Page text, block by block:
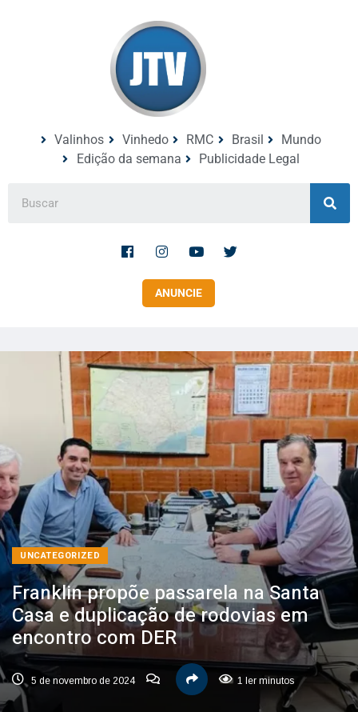
Valinhos Vinhedo RMC Brasil
Mundo
Edição da semana
Publicidade Legal
ANUNCIE
UNCATEGORIZED
Franklin propõe passarela na Santa
Casa e duplicação de rodovias em
encontro com DER
5 de novembro de 2024 1 ler minutos